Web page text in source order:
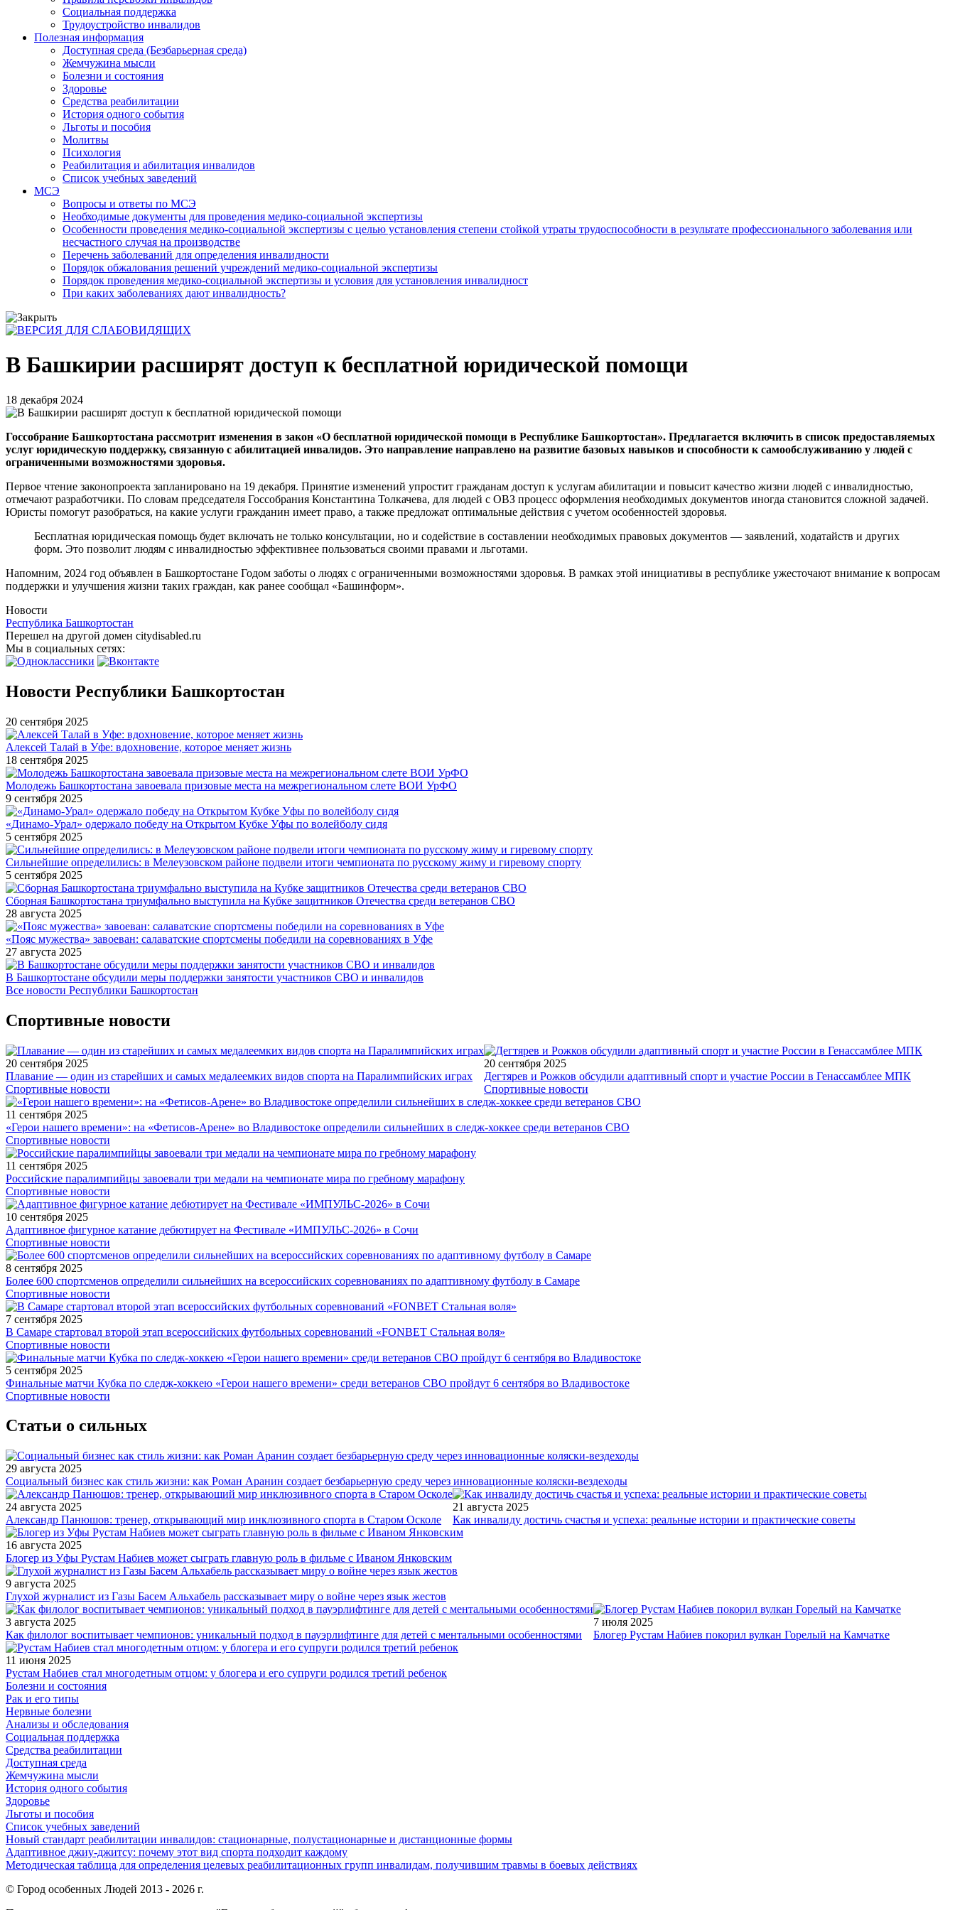
Социальная поддержка
Трудоустройство инвалидов
Полезная информация
Доступная среда (Безбарьерная среда)
Жемчужина мысли
Болезни и состояния
Здоровье
Средства реабилитации
История одного события
Льготы и пособия
Молитвы
Психология
Реабилитация и абилитация инвалидов
Список учебных заведений
МСЭ
Вопросы и ответы по МСЭ
Необходимые документы для проведения медико-социальной экспертизы
Особенности проведения медико-социальной экспертизы с целью установления степени стойкой утраты трудоспособности в результате профессионального заболевания или
несчастного случая на производстве
Перечень заболеваний для определения инвалидности
Порядок обжалования решений учреждений медико-социальной экспертизы
Порядок проведения медико-социальной экспертизы и условия для установления инвалидност
При каких заболеваниях дают инвалидность?
В Башкирии расширят доступ к бесплатной юридической помощи
18 декабря 2024
Госсобрание Башкортостана рассмотрит изменения в закон «О бесплатной юридической помощи в Республике Башкортостан». Предлагается включить в список предоставляемых
услуг юридическую поддержку, связанную с абилитацией инвалидов. Это направление направлено на развитие базовых навыков и способности к самообслуживанию у людей с
ограниченными возможностями здоровья.
Первое чтение законопроекта запланировано на 19 декабря. Принятие изменений упростит гражданам доступ к услугам абилитации и повысит качество жизни людей с инвалидностью,
отмечают разработчики. По словам председателя Госсобрания Константина Толкачева, для людей с ОВЗ процесс оформления необходимых документов иногда становится сложной задачей.
Юристы помогут разобраться, на какие услуги гражданин имеет право, а также предложат оптимальные действия с учетом особенностей здоровья.
Бесплатная юридическая помощь будет включать не только консультации, но и содействие в составлении необходимых правовых документов — заявлений, ходатайств и других
форм. Это позволит людям с инвалидностью эффективнее пользоваться своими правами и льготами.
Напомним, 2024 год объявлен в Башкортостане Годом заботы о людях с ограниченными возможностями здоровья. В рамках этой инициативы в республике ужесточают внимание к вопросам
поддержки и улучшения жизни таких граждан, как ранее сообщал «Башинформ».
Новости
Республика Башкортостан
Перешел на другой домен citydisabled.ru
Мы в социальных сетях:
Новости Республики Башкортостан
20 сентября 2025
Алексей Талай в Уфе: вдохновение, которое меняет жизнь
18 сентября 2025
Молодежь Башкортостана завоевала призовые места на межрегиональном слете ВОИ УрФО
9 сентября 2025
«Динамо-Урал» одержало победу на Открытом Кубке Уфы по волейболу сидя
5 сентября 2025
Сильнейшие определились: в Мелеузовском районе подвели итоги чемпионата по русскому жиму и гиревому спорту
5 сентября 2025
Сборная Башкортостана триумфально выступила на Кубке защитников Отечества среди ветеранов СВО
28 августа 2025
«Пояс мужества» завоеван: салаватские спортсмены победили на соревнованиях в Уфе
27 августа 2025
В Башкортостане обсудили меры поддержки занятости участников СВО и инвалидов
Все новости Республики Башкортостан
Спортивные новости
20 сентября 2025
Плавание — один из старейших и самых медалеемких видов спорта на Паралимпийских играх
Спортивные новости
20 сентября 2025
Дегтярев и Рожков обсудили адаптивный спорт и участие России в Генассамблее МПК
Спортивные новости
11 сентября 2025
«Герои нашего времени»: на «Фетисов-Арене» во Владивостоке определили сильнейших в следж-хоккее среди ветеранов СВО
Спортивные новости
11 сентября 2025
Российские паралимпийцы завоевали три медали на чемпионате мира по гребному марафону
Спортивные новости
10 сентября 2025
Адаптивное фигурное катание дебютирует на Фестивале «ИМПУЛЬС-2026» в Сочи
Спортивные новости
8 сентября 2025
Более 600 спортсменов определили сильнейших на всероссийских соревнованиях по адаптивному футболу в Самаре
Спортивные новости
7 сентября 2025
В Самаре стартовал второй этап всероссийских футбольных соревнований «FONBET Стальная воля»
Спортивные новости
5 сентября 2025
Финальные матчи Кубка по следж-хоккею «Герои нашего времени» среди ветеранов СВО пройдут 6 сентября во Владивостоке
Спортивные новости
Статьи о сильных
29 августа 2025
Социальный бизнес как стиль жизни: как Роман Аранин создает безбарьерную среду через инновационные коляски-вездеходы
24 августа 2025
Александр Панюшов: тренер, открывающий мир инклюзивного спорта в Старом Осколе
21 августа 2025
Как инвалиду достичь счастья и успеха: реальные истории и практические советы
16 августа 2025
Блогер из Уфы Рустам Набиев может сыграть главную роль в фильме с Иваном Янковским
9 августа 2025
Глухой журналист из Газы Басем Альхабель рассказывает миру о войне через язык жестов
3 августа 2025
Как филолог воспитывает чемпионов: уникальный подход в пауэрлифтинге для детей с ментальными особенностями
7 июля 2025
Блогер Рустам Набиев покорил вулкан Горелый на Камчатке
11 июня 2025
Рустам Набиев стал многодетным отцом: у блогера и его супруги родился третий ребенок
Болезни и состояния
Рак и его типы
Нервные болезни
Анализы и обследования
Социальная поддержка
Средства реабилитации
Доступная среда
Жемчужина мысли
История одного события
Здоровье
Льготы и пособия
Список учебных заведений
Новый стандарт реабилитации инвалидов: стационарные, полустационарные и дистанционные формы
Адаптивное джиу-джитсу: почему этот вид спорта подходит каждому
Методическая таблица для определения целевых реабилитационных групп инвалидам, получившим травмы в боевых действиях
© Город особенных Людей 2013 - 2026 г.